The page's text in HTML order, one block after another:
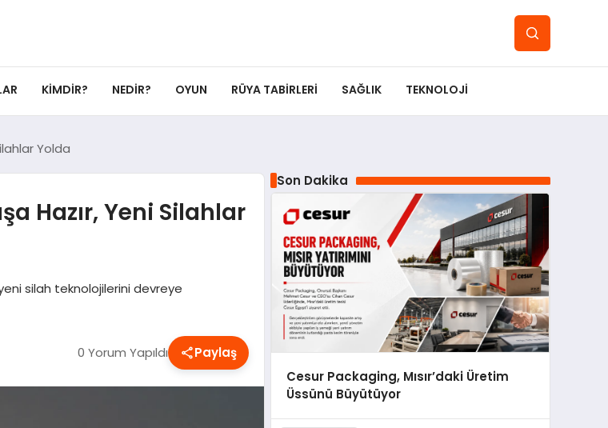
KIMDIR? NEDIR? OYUN RÜYA TABIRLERI SAĞLIK TEKNOLOJI
Yolda
Hazır, Yeni Silahlar
yeni silah teknolojilerini devreye
0 Yorum Yapıldı Paylaş
Son Dakika
Cesur Packaging, Mısır’daki Üretim
Üssünü Büyütüyor